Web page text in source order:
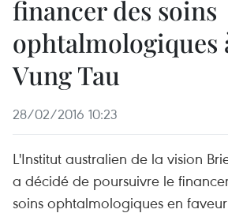
financer des soins
ophtalmologiques
Vung Tau
28/02/2016 10:23
L'Institut australien de la vision
a décidé de poursuivre le
soins ophtalmologiques en